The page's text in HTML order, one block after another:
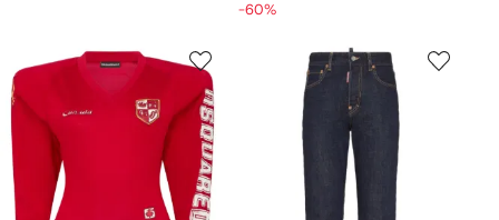
-60%